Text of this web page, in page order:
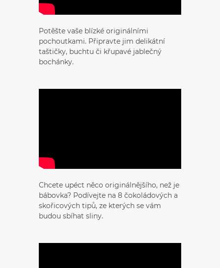
Potěšte vaše blízké originálními
pochoutkami. Připravte jim delikátní
taštičky, buchtu či křupavé jablečný
bochánky.
Chcete upéct něco originálnějšího, než je
bábovka? Podívejte na 8 čokoládových a
skořicových tipů, ze kterých se vám
budou sbíhat sliny.